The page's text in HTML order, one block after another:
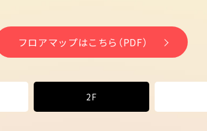
フロアマップはこちら（PDF）
2F